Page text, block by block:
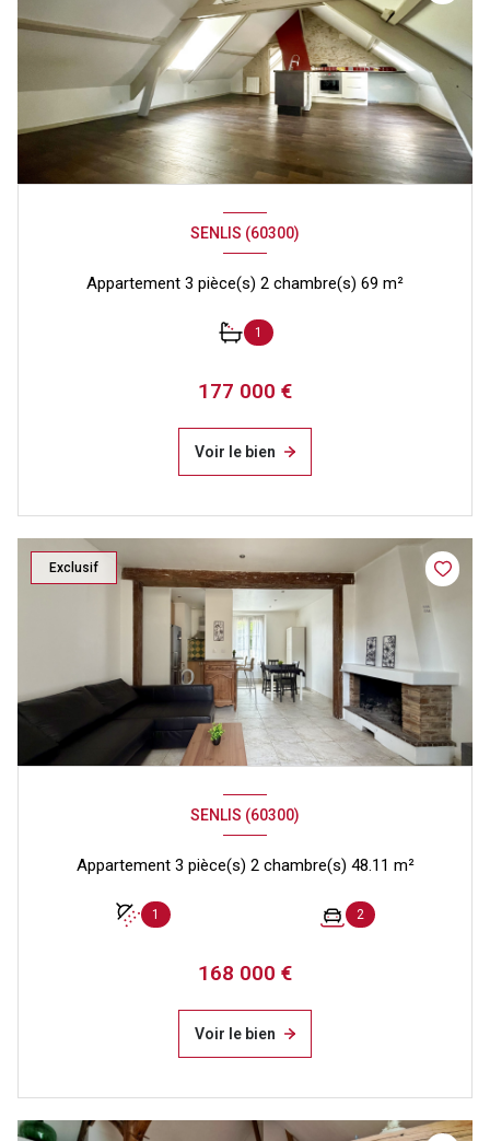
SENLIS (60300)
Appartement 3 pièce(s) 2 chambre(s) 69 m²
1
177 000 €
Voir le bien
Exclusif
SENLIS (60300)
Appartement 3 pièce(s) 2 chambre(s) 48.11 m²
1 2
168 000 €
Voir le bien